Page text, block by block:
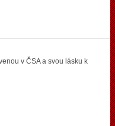
v ČSA a svou lásku k